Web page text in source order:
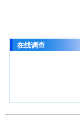
在线调查